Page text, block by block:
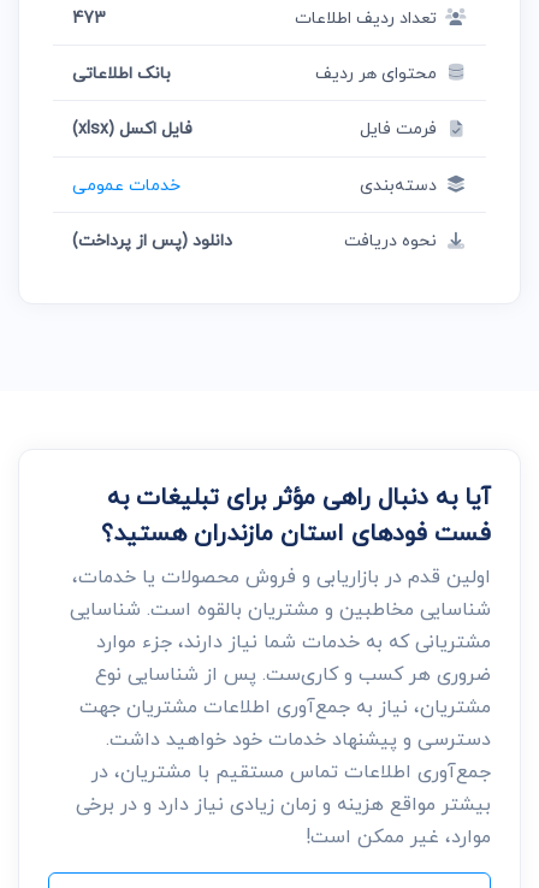
تعداد ردیف اطلاعات
473
محتوای هر ردیف
بانک اطلاعاتی
فرمت فایل
فایل اکسل (xlsx)
دسته‌بندی
خدمات عمومی
نحوه دریافت
دانلود (پس از پرداخت)
آیا به دنبال راهی مؤثر برای تبلیغات به
فست فود‌های استان مازندران هستید؟
اولین قدم در بازاریابی و فروش محصولات یا خدمات،
شناسایی مخاطبین و مشتریان بالقوه است. شناسایی
مشتریانی که به خدمات شما نیاز دارند، جزء موارد
ضروری هر کسب و کاری‌ست. پس از شناسایی نوع
مشتریان، نیاز به جمع‌آوری اطلاعات مشتریان جهت
دسترسی و پیشنهاد خدمات خود خواهید داشت.
جمع‌آوری اطلاعات تماس مستقیم با مشتریان، در
بیشتر مواقع هزینه و زمان زیادی نیاز دارد و در برخی
موارد، غیر ممکن است!